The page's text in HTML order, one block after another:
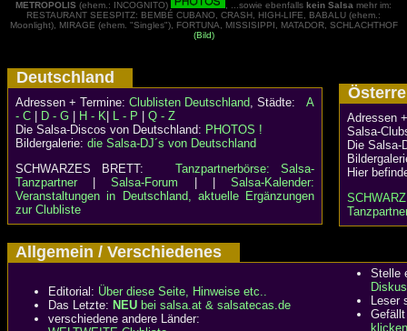
METROPOLIS (ehem.: INCOGNITO) , ...sowie ebenfalls kein Salsa mehr im:
RESTAURANT SEESPITZ: BEMBÉ CUBANO, CRASH, HIGH-LIFE, BABALU (ehem.:
Moonlight), MIRAGE (ehem. "Singles"), FORTUNA, MISSISIPPI, MATADOR, SCHLACHTHOF
(Bild)
Deutschland
Adressen + Termine: Clublisten Deutschland , Städte: A
- C | D - G | H - K| L - P | Q - Z
Die Salsa-Discos von Deutschland: PHOTOS !
Bildergalerie: die Salsa-DJ´s von Deutschland
SCHWARZES BRETT:Tanzpartnerbörse: Salsa-
Tanzpartner|Salsa-Forum | |Salsa-Kalender:
Veranstaltungen in Deutschland, aktuelle Ergänzungen
zur Clubliste
Adressen
Salsa-
Die
Hier
Allgemein / Verschiedenes
Editorial: Über diese Seite, Hinweise etc..
Das Letzte: NEU bei salsa.at & salsatecas.de
verschiedene andere Länder:
Stelle
Leser
klicken